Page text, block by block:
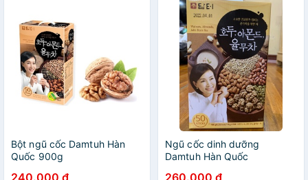
Bột ngũ cốc Damtuh Hàn
Quốc 900g
240.000 đ
Ngũ cốc dinh dưỡng
Damtuh Hàn Quốc
260.000 đ